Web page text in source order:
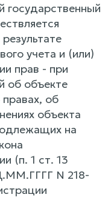
государственный
учета и (или)
прав - при
об объекте
об
объекта
на
(п. 1 ст. 13
N 218-